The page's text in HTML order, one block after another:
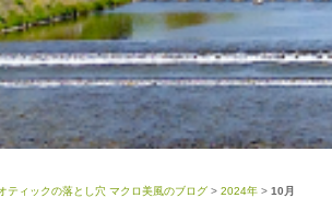
ティックの落とし穴 マクロ美風のブログ > 2024年 > 10月